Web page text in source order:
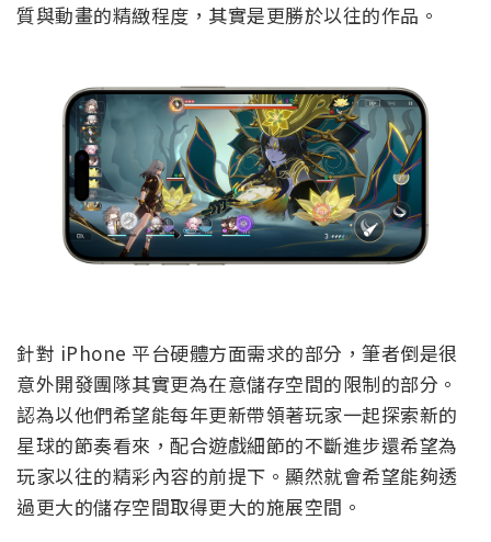
質與動畫的精緻程度，其實是更勝於以往的作品。
針對 iPhone 平台硬體方面需求的部分，筆者倒是很
意外開發團隊其實更為在意儲存空間的限制的部分。
認為以他們希望能每年更新帶領著玩家一起探索新的
星球的節奏看來，配合遊戲細節的不斷進步還希望為
玩家以往的精彩內容的前提下。顯然就會希望能夠透
過更大的儲存空間取得更大的施展空間。